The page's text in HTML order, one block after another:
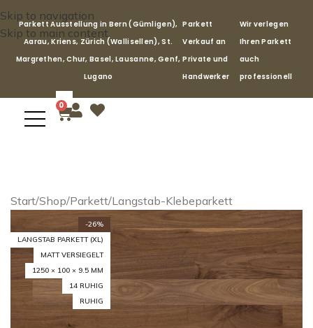
Skip to navigation
Skip to main content
Parkett Ausstellung in Bern (Gümligen),
Aarau, Kriens, Zürich (Wallisellen), St.
Margrethen, Chur, Basel, Lausanne, Genf,
Lugano
Parkett
Verkauf an
Private und
Handwerker
Wir verlegen
Ihren Parkett
auch
professionell
0
Start/Shop/Parkett/Langstab-Klebeparkett
-26%
LANGSTAB PARKETT (XL)
MATT VERSIEGELT
1250 × 100 × 9.5 MM
14 RUHIG
RUHIG